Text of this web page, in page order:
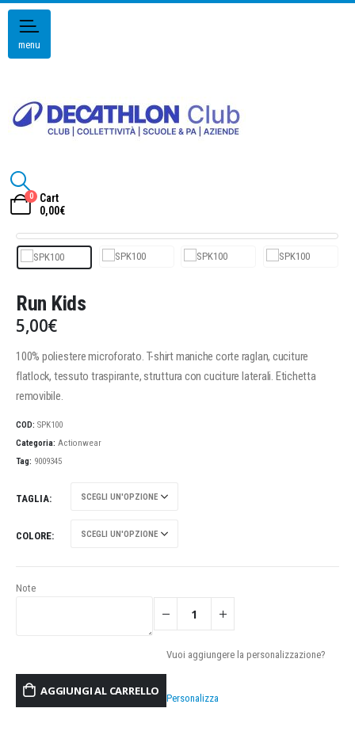
menu
0
Cart
0,00€
Run Kids
5,00€
100% poliestere microforato. T-shirt maniche corte raglan, cuciture
flatlock, tessuto traspirante, struttura con cuciture laterali. Etichetta
removibile.
COD: SPK100
Categoria: Actionwear
Tag: 9009345
TAGLIA
COLORE
Note
AGGIUNGI AL CARRELLO
Vuoi aggiungere la personalizzazione?
Personalizza